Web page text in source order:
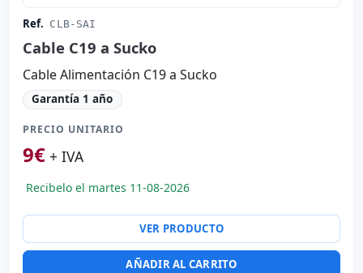
Ref. CLB-SAI
Cable C19 a Sucko
Cable Alimentación C19 a Sucko
Garantía 1 año
PRECIO UNITARIO
9€ + IVA
Recibelo el martes 11-08-2026
VER PRODUCTO
AÑADIR AL CARRITO